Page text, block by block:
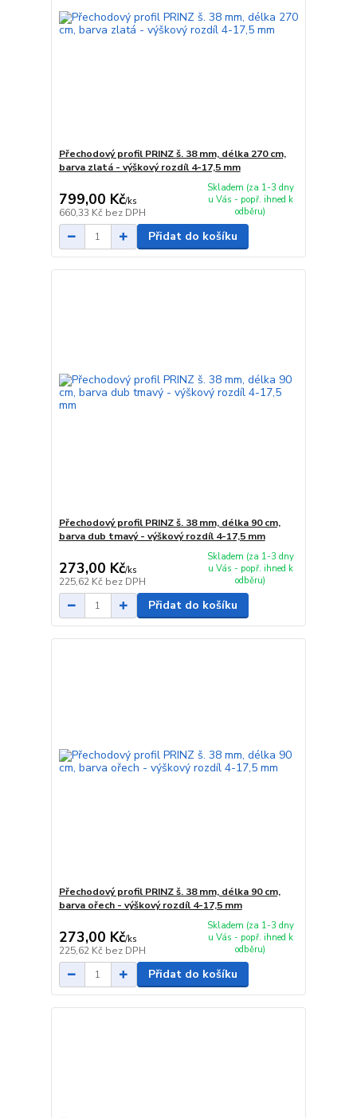
Přechodový profil PRINZ š. 38 mm, délka 270 cm,
barva zlatá - výškový rozdíl 4-17,5 mm
799,00 Kč/ks
660,33 Kč bez DPH
Skladem (za 1-3 dny
u Vás - popř. ihned k
odběru)
Přidat do košíku
Přechodový profil PRINZ š. 38 mm, délka 90 cm,
barva dub tmavý - výškový rozdíl 4-17,5 mm
273,00 Kč/ks
225,62 Kč bez DPH
Skladem (za 1-3 dny
u Vás - popř. ihned k
odběru)
Přidat do košíku
Přechodový profil PRINZ š. 38 mm, délka 90 cm,
barva ořech - výškový rozdíl 4-17,5 mm
273,00 Kč/ks
225,62 Kč bez DPH
Skladem (za 1-3 dny
u Vás - popř. ihned k
odběru)
Přidat do košíku